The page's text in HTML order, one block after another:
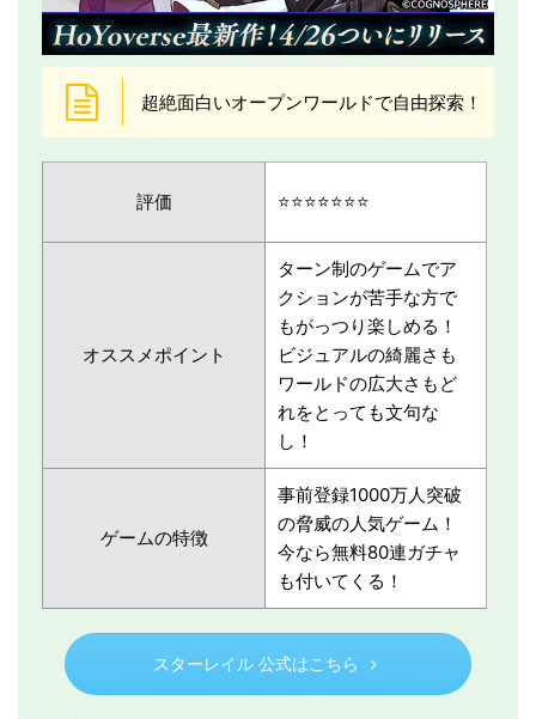
超絶面白いオープンワールドで自由探索！
評価 ⭐️⭐️⭐️⭐️⭐️⭐️⭐️
オススメポイント
ターン制のゲームでア
クションが苦手な方で
もがっつり楽しめる！
ビジュアルの綺麗さも
ワールドの広大さもど
れをとっても文句な
し！
ゲームの特徴
事前登録1000万人突破
の脅威の人気ゲーム！
今なら無料80連ガチャ
も付いてくる！
スターレイル 公式はこちら